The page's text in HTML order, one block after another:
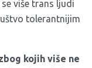
više trans ljudi
tolerantnijim
kojih više ne